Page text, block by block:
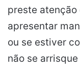
preste atenção
apresentar
ou se estiver
não se